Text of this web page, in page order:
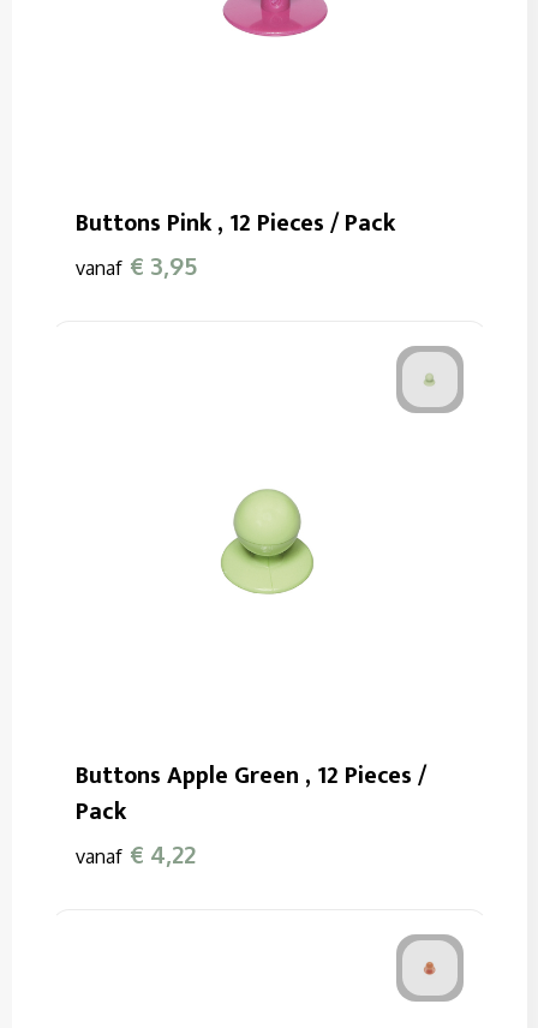
Buttons Pink , 12 Pieces / Pack
vanaf € 3,95
Buttons Apple Green , 12 Pieces /
Pack
vanaf € 4,22